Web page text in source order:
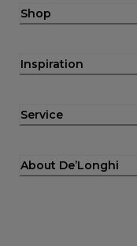
Shop
Inspiration
Service
About De’Longhi